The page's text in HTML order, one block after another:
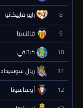
8 رايو فاييكانو
9 فالنسيا
10 خيتافي
11 ريال سوسيداد
12 أوساسونا